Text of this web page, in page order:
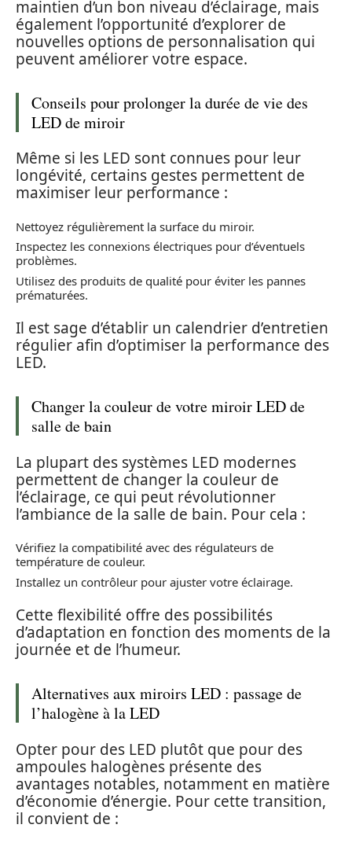
maintien d’un bon niveau d’éclairage, mais
également l’opportunité d’explorer de
nouvelles options de personnalisation qui
peuvent améliorer votre espace.
Conseils pour prolonger la durée de vie des
LED de miroir
Même si les LED sont connues pour leur
longévité, certains gestes permettent de
maximiser leur performance :
Nettoyez régulièrement la surface du miroir.
Inspectez les connexions électriques pour d’éventuels
problèmes.
Utilisez des produits de qualité pour éviter les pannes
prématurées.
Il est sage d’établir un calendrier d’entretien
régulier afin d’optimiser la performance des
LED.
Changer la couleur de votre miroir LED de
salle de bain
La plupart des systèmes LED modernes
permettent de changer la couleur de
l’éclairage, ce qui peut révolutionner
l’ambiance de la salle de bain. Pour cela :
Vérifiez la compatibilité avec des régulateurs de
température de couleur.
Installez un contrôleur pour ajuster votre éclairage.
Cette flexibilité offre des possibilités
d’adaptation en fonction des moments de la
journée et de l’humeur.
Alternatives aux miroirs LED : passage de
l’halogène à la LED
Opter pour des LED plutôt que pour des
ampoules halogènes présente des
avantages notables, notamment en matière
d’économie d’énergie. Pour cette transition,
il convient de :